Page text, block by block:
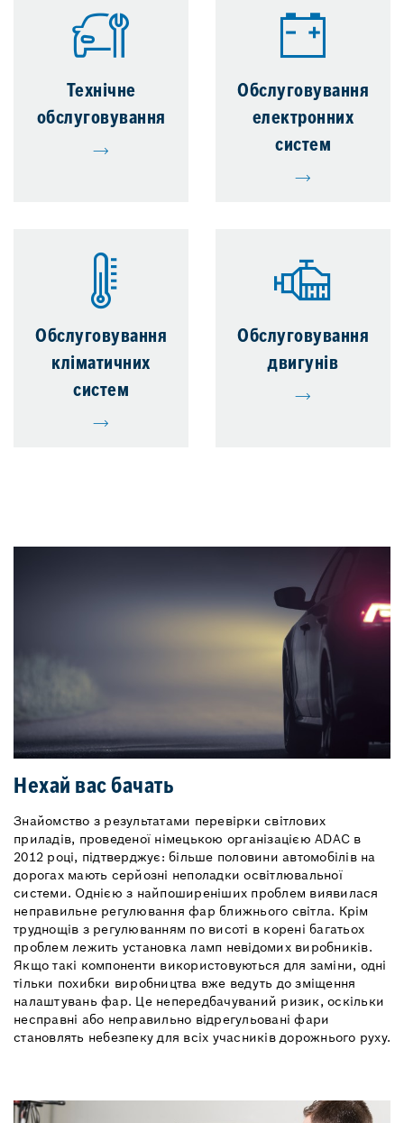
Технічне
обслуговування
Обслуговування
електронних
систем
Обслуговування
кліматичних
систем
Обслуговування
двигунів
Нехай вас бачать
Знайомство з результатами перевірки світлових
приладів, проведеної німецькою організацією ADAC в
2012 році, підтверджує: більше половини автомобілів на
дорогах мають серйозні неполадки освітлювальної
системи. Однією з найпоширеніших проблем виявилася
неправильне регулювання фар ближнього світла. Крім
труднощів з регулюванням по висоті в корені багатьох
проблем лежить установка ламп невідомих виробників.
Якщо такі компоненти використовуються для заміни, одні
тільки похибки виробництва вже ведуть до зміщення
налаштувань фар. Це непередбачуваний ризик, оскільки
несправні або неправильно відрегульовані фари
становлять небезпеку для всіх учасників дорожнього руху.